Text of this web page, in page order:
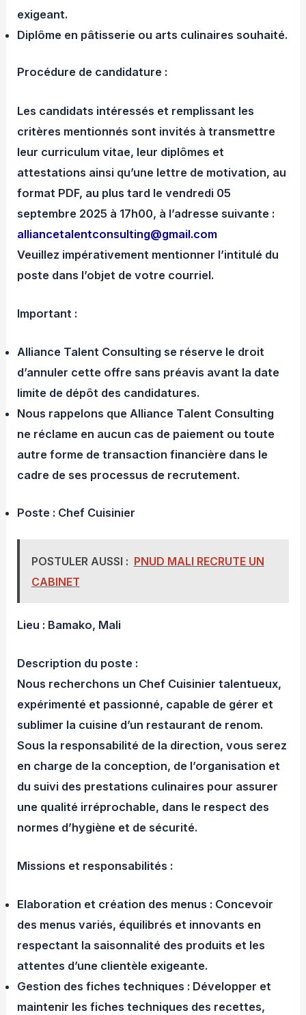
exigeant.
Diplôme en pâtisserie ou arts culinaires souhaité.
Procédure de candidature :
Les candidats intéressés et remplissant les
critères mentionnés sont invités à transmettre
leur curriculum vitae, leur diplômes et
attestations ainsi qu’une lettre de motivation, au
format PDF, au plus tard le vendredi 05
septembre 2025 à 17h00, à l’adresse suivante :
alliancetalentconsulting@gmail.com
Veuillez impérativement mentionner l’intitulé du
poste dans l’objet de votre courriel.
Important :
Alliance Talent Consulting se réserve le droit
d’annuler cette offre sans préavis avant la date
limite de dépôt des candidatures.
Nous rappelons que Alliance Talent Consulting
ne réclame en aucun cas de paiement ou toute
autre forme de transaction financière dans le
cadre de ses processus de recrutement.
Poste : Chef Cuisinier
POSTULER AUSSI : PNUD MALI RECRUTE UN
CABINET
Lieu : Bamako, Mali
Description du poste :
Nous recherchons un Chef Cuisinier talentueux,
expérimenté et passionné, capable de gérer et
sublimer la cuisine d’un restaurant de renom.
Sous la responsabilité de la direction, vous serez
en charge de la conception, de l’organisation et
du suivi des prestations culinaires pour assurer
une qualité irréprochable, dans le respect des
normes d’hygiène et de sécurité.
Missions et responsabilités :
Elaboration et création des menus : Concevoir
des menus variés, équilibrés et innovants en
respectant la saisonnalité des produits et les
attentes d’une clientèle exigeante.
Gestion des fiches techniques : Développer et
maintenir les fiches techniques des recettes,